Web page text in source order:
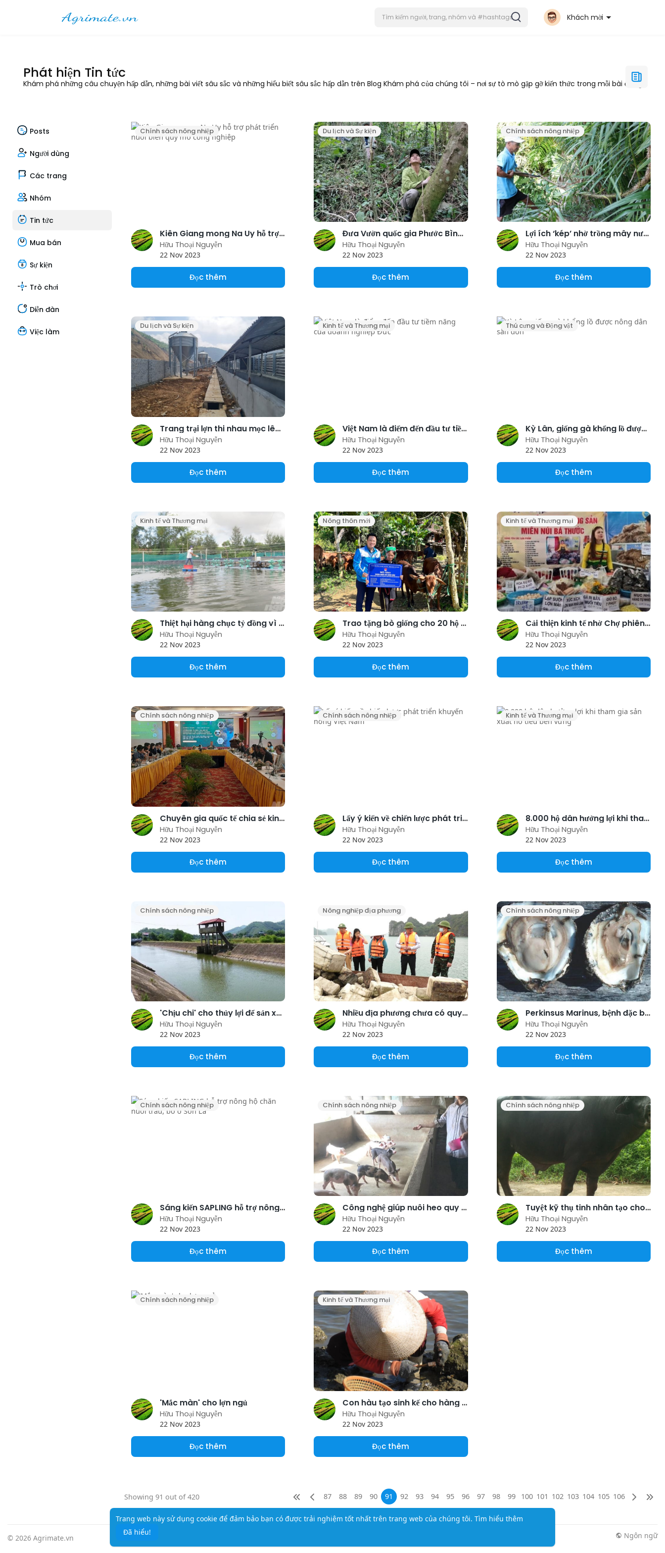
Trang web này sử dụng cookie để đảm bảo bạn có được trải nghiệm tốt nhất trên trang web của chúng tôi. Tìm hiểu thêm
Đã hiểu!
Khách mời
Phát hiện Tin tức
Khám phá những câu chuyện hấp dẫn, những bài viết sâu sắc và những hiểu biết sâu sắc hấp dẫn trên Blog Khám phá của chúng tôi – nơi sự tò mò gặp gỡ kiến thức trong mỗi bài đăng.
Posts
Người dùng
Các trang
Nhóm
Tin tức
Mua bán
Sự kiện
Trò chơi
Diễn đàn
Việc làm
Chính sách nông nhiệp
Kiên Giang mong Na Uy hỗ trợ phát triển nuôi biển quy mô công nghiệp
Hữu Thoại Nguyễn
22 Nov 2023
Đọc thêm
Du lịch và Sự kiện
Đưa Vườn quốc gia Phước Bình lên bản đồ du lịch
Hữu Thoại Nguyễn
22 Nov 2023
Đọc thêm
Chính sách nông nhiệp
Lợi ích ‘kép’ nhờ trồng mây nước dưới tán rừng
Hữu Thoại Nguyễn
22 Nov 2023
Đọc thêm
Du lịch và Sự kiện
Trang trại lợn thi nhau mọc lên gây quan ngại về môi trường
Hữu Thoại Nguyễn
22 Nov 2023
Đọc thêm
Kinh tế và Thương mại
Việt Nam là điểm đến đầu tư tiềm năng của doanh nghiệp Đức
Hữu Thoại Nguyễn
22 Nov 2023
Đọc thêm
Thú cưng và Động vật
Kỳ Lân, giống gà khổng lồ được nông dân săn đón
Hữu Thoại Nguyễn
22 Nov 2023
Đọc thêm
Kinh tế và Thương mại
Thiệt hại hàng chục tỷ đồng vì tôm nuôi nhiễm bệnh
Hữu Thoại Nguyễn
22 Nov 2023
Đọc thêm
Nông thôn mới
Trao tặng bò giống cho 20 hộ dân huyện nghèo Bảo Lâm
Hữu Thoại Nguyễn
22 Nov 2023
Đọc thêm
Kinh tế và Thương mại
Cải thiện kinh tế nhờ Chợ phiên OCOP
Hữu Thoại Nguyễn
22 Nov 2023
Đọc thêm
Chính sách nông nhiệp
Chuyên gia quốc tế chia sẻ kinh nghiệm về bảo vệ, khôi phục rừng ngập mặn
Hữu Thoại Nguyễn
22 Nov 2023
Đọc thêm
Chính sách nông nhiệp
Lấy ý kiến về chiến lược phát triển khuyến nông Việt Nam
Hữu Thoại Nguyễn
22 Nov 2023
Đọc thêm
Kinh tế và Thương mại
8.000 hộ dân hưởng lợi khi tham gia sản xuất hồ tiêu bền vững
Hữu Thoại Nguyễn
22 Nov 2023
Đọc thêm
Chính sách nông nhiệp
'Chịu chi' cho thủy lợi để sản xuất nông nghiệp hàng hóa
Hữu Thoại Nguyễn
22 Nov 2023
Đọc thêm
Nông nghiệp địa phương
Nhiều địa phương chưa có quy hoạch vùng nuôi
Hữu Thoại Nguyễn
22 Nov 2023
Đọc thêm
Chính sách nông nhiệp
Perkinsus Marinus, bệnh đặc biệt nguy hiểm trên hàu: Có khả năng xóa sổ cả vùng nuôi nhuyễn thể
Hữu Thoại Nguyễn
22 Nov 2023
Đọc thêm
Chính sách nông nhiệp
Sáng kiến SAPLING hỗ trợ nông hộ chăn nuôi trâu, bò ở Sơn La
Hữu Thoại Nguyễn
22 Nov 2023
Đọc thêm
Chính sách nông nhiệp
Công nghệ giúp nuôi heo quy mô nhỏ không gây ô nhiễm
Hữu Thoại Nguyễn
22 Nov 2023
Đọc thêm
Chính sách nông nhiệp
Tuyệt kỹ thụ tinh nhân tạo cho trâu
Hữu Thoại Nguyễn
22 Nov 2023
Đọc thêm
Chính sách nông nhiệp
'Mắc màn' cho lợn ngủ
Hữu Thoại Nguyễn
22 Nov 2023
Đọc thêm
Kinh tế và Thương mại
Con hàu tạo sinh kế cho hàng trăm hộ dân Sa Huỳnh
Hữu Thoại Nguyễn
22 Nov 2023
Đọc thêm
Showing 91 out of 420 87 88 89 90 91 92 93 94 95 96 97 98 99 100 101 102 103 104 105 106
© 2026 Agrimate.vn Ngôn ngữ